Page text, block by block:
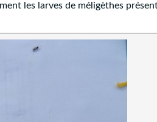
les larves de méligèthes